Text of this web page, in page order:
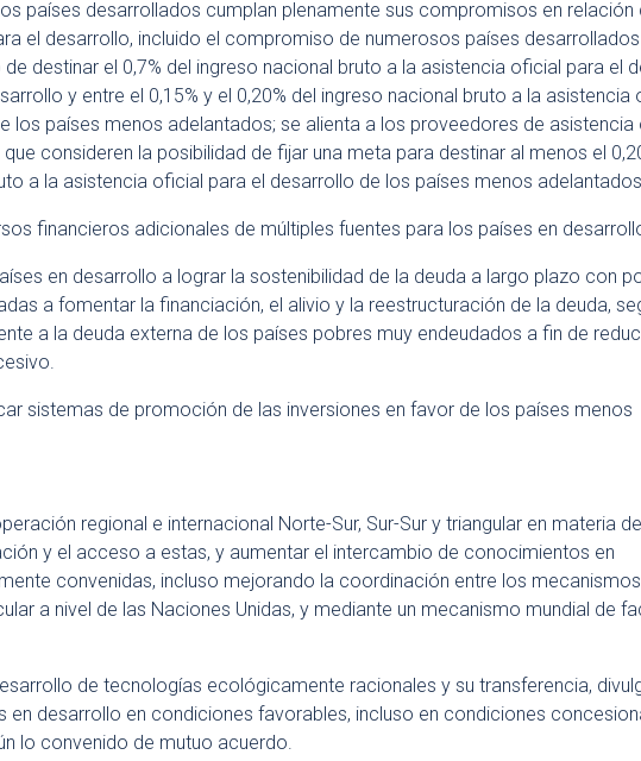
países desarrollados cumplan plenamente sus compromisos en relación
el desarrollo, incluido el compromiso de numerosos países
destinar el 0,7% del ingreso nacional bruto a la asistencia oficial para el
y entre el 0,15% y el 0,20% del ingreso nacional bruto a la asistencia
los países menos adelantados; se alienta a los proveedores de asistencia
consideren la posibilidad de fijar una meta para destinar al menos el
a la asistencia oficial para el desarrollo de los países menos
financieros adicionales de múltiples fuentes para los países en
en desarrollo a lograr la sostenibilidad de la deuda a largo plazo con
a fomentar la financiación, el alivio y la reestructuración de la deuda,
a la deuda externa de los países pobres muy endeudados a fin de
sistemas de promoción de las inversiones en favor de los países menos
regional e internacional Norte-Sur, Sur-Sur y triangular en materia
y el acceso a estas, y aumentar el intercambio de conocimientos en
convenidas, incluso mejorando la coordinación entre los mecanismos
a nivel de las Naciones Unidas, y mediante un mecanismo mundial de
de tecnologías ecológicamente racionales y su transferencia,
en desarrollo en condiciones favorables, incluso en condiciones
lo convenido de mutuo acuerdo.